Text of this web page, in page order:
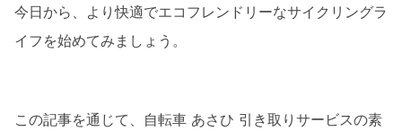
今日から、より快適でエコフレンドリーなサイクリングラ
イフを始めてみましょう。
この記事を通じて、自転車 あさひ 引き取りサービスの素